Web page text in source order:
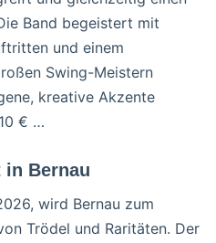
Band begeistert mit
und einem
Swing-Meistern
kreative Akzente
€ …
in Bernau
wird Bernau zum
Trödel und Raritäten. Der